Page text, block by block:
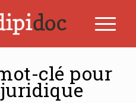
clé pour